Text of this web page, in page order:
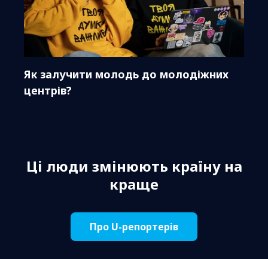
Як залучити молодь до молодіжних
центрів?
Ці люди змінюють країну на
краще
Про U-репортерів